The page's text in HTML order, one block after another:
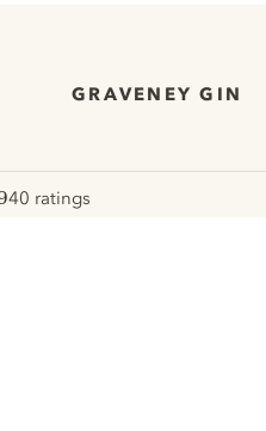
GRAVENEY GIN
40 ratings